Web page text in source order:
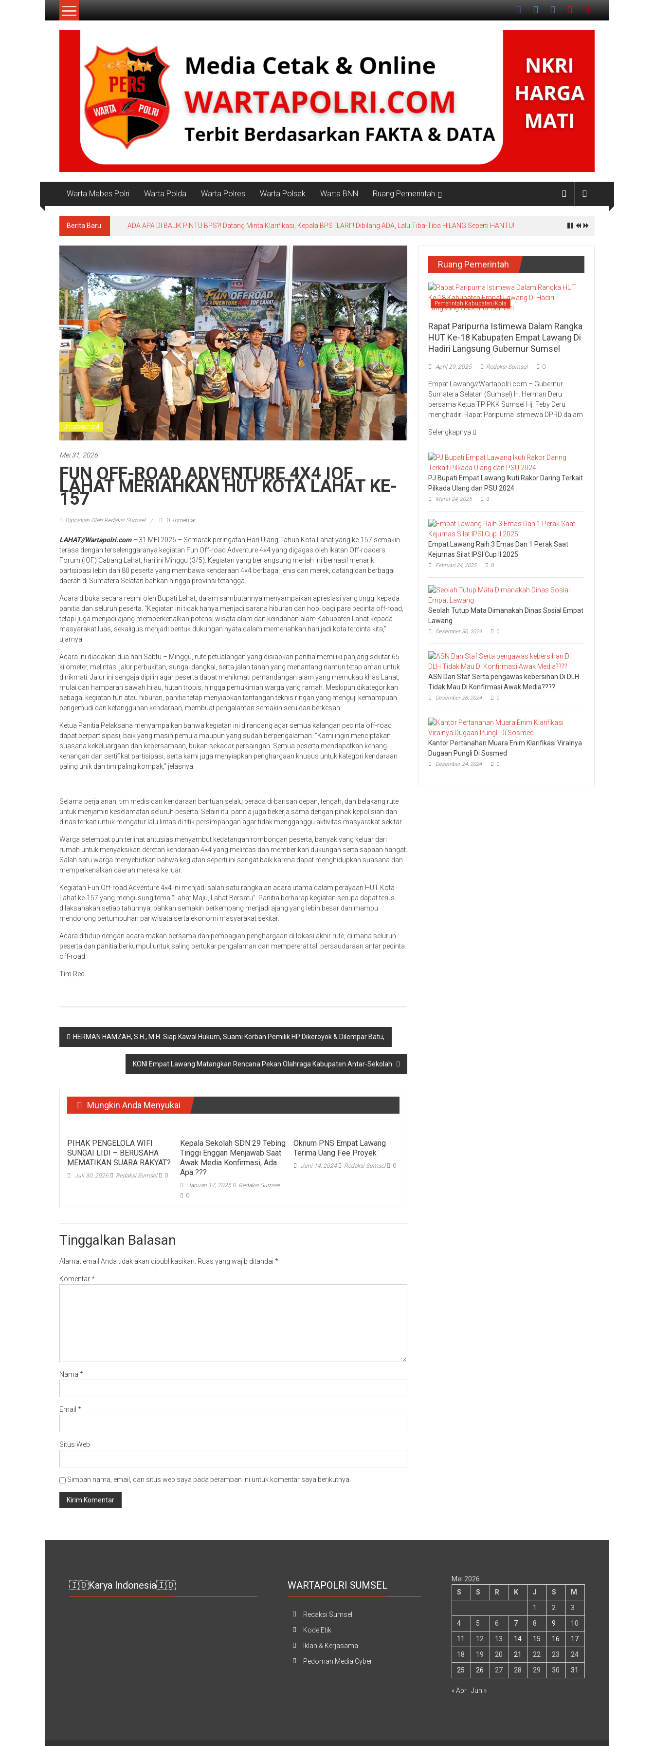
Lompat
Jurnalisme
Warta Mabes Polri Warta Polda Warta Polres Warta Polsek Warta BNN Ruang Pemerintah
Berita Baru: ADA APA DI BALIK PINTU BPS?! Datang Minta Klarifikasi, Kepala BPS “LARI”! Dibilang ADA, Lalu Tiba-Tiba HILANG Seperti HANTU!
Uncategorized
Mei 31, 2026
FUN OFF-ROAD ADVENTURE 4X4 IOF
LAHAT MERIAHKAN HUT KOTA LAHAT KE-
157
Diposkan Oleh:Redaksi Sumsel 0 Komentar
LAHAT//Wartapolri.com – 31 MEI 2026 – Semarak peringatan Hari Ulang Tahun Kota Lahat yang ke-157 semakin
terasa dengan terselenggaranya kegiatan Fun Off-road Adventure 4×4 yang digagas oleh Ikatan Off-roaders
Forum (IOF) Cabang Lahat, hari ini Minggu (3/5). Kegiatan yang berlangsung meriah ini berhasil menarik
partisipasi lebih dari 80 peserta yang membawa kendaraan 4×4 berbagai jenis dan merek, datang dari berbagai
daerah di Sumatera Selatan bahkan hingga provinsi tetangga.
Acara dibuka secara resmi oleh Bupati Lahat, dalam sambutannya menyampaikan apresiasi yang tinggi kepada
panitia dan seluruh peserta. “Kegiatan ini tidak hanya menjadi sarana hiburan dan hobi bagi para pecinta off-road,
tetapi juga menjadi ajang memperkenalkan potensi wisata alam dan keindahan alam Kabupaten Lahat kepada
masyarakat luas, sekaligus menjadi bentuk dukungan nyata dalam memeriahkan hari jadi kota tercinta kita,”
ujarnya.
Acara ini diadakan dua hari Sabtu – Minggu, rute petualangan yang disiapkan panitia memiliki panjang sekitar 65
kilometer, melintasi jalur perbukitan, sungai dangkal, serta jalan tanah yang menantang namun tetap aman untuk
dinikmati. Jalur ini sengaja dipilih agar peserta dapat menikmati pemandangan alam yang memukau khas Lahat,
mulai dari hamparan sawah hijau, hutan tropis, hingga pemukiman warga yang ramah. Meskipun dikategorikan
sebagai kegiatan fun atau hiburan, panitia tetap menyiapkan tantangan teknis ringan yang menguji kemampuan
pengemudi dan ketangguhan kendaraan, membuat pengalaman semakin seru dan berkesan.
Ketua Panitia Pelaksana menyampaikan bahwa kegiatan ini dirancang agar semua kalangan pecinta off-road
dapat berpartisipasi, baik yang masih pemula maupun yang sudah berpengalaman. “Kami ingin menciptakan
suasana kekeluargaan dan kebersamaan, bukan sekadar persaingan. Semua peserta mendapatkan kenang-
kenangan dan sertifikat partisipasi, serta kami juga menyiapkan penghargaan khusus untuk kategori kendaraan
paling unik dan tim paling kompak,” jelasnya.
Selama perjalanan, tim medis dan kendaraan bantuan selalu berada di barisan depan, tengah, dan belakang rute
untuk menjamin keselamatan seluruh peserta. Selain itu, panitia juga bekerja sama dengan pihak kepolisian dan
dinas terkait untuk mengatur lalu lintas di titik persimpangan agar tidak mengganggu aktivitas masyarakat sekitar.
Warga setempat pun terlihat antusias menyambut kedatangan rombongan peserta, banyak yang keluar dari
rumah untuk menyaksikan deretan kendaraan 4×4 yang melintas dan memberikan dukungan serta sapaan hangat.
Salah satu warga menyebutkan bahwa kegiatan seperti ini sangat baik karena dapat menghidupkan suasana dan
memperkenalkan daerah mereka ke luar.
Kegiatan Fun Off-road Adventure 4×4 ini menjadi salah satu rangkaian acara utama dalam perayaan HUT Kota
Lahat ke-157 yang mengusung tema “Lahat Maju, Lahat Bersatu”. Panitia berharap kegiatan serupa dapat terus
dilaksanakan setiap tahunnya, bahkan semakin berkembang menjadi ajang yang lebih besar dan mampu
mendorong pertumbuhan pariwisata serta ekonomi masyarakat sekitar.
Acara ditutup dengan acara makan bersama dan pembagian penghargaan di lokasi akhir rute, di mana seluruh
peserta dan panitia berkumpul untuk saling bertukar pengalaman dan mempererat tali persaudaraan antar pecinta
off-road.
Tim Red
Navigasi
pos
HERMAN HAMZAH, S.H., M.H. Siap Kawal Hukum, Suami Korban Pemilik HP Dikeroyok & Dilempar Batu,
KONI Empat Lawang Matangkan Rencana Pekan Olahraga Kabupaten Antar-Sekolah ‎
Mungkin Anda Menyukai
PIHAK PENGELOLA WIFI
SUNGAI LIDI – BERUSAHA
MEMATIKAN SUARA RAKYAT?
Juli 30, 2026 Redaksi Sumsel 0
Kepala Sekolah SDN 29 Tebing
Tinggi Enggan Menjawab Saat
Awak Media Konfirmasi, Ada
Apa ???
Januari 17, 2025
Redaksi Sumsel
0
Oknum PNS Empat Lawang
Terima Uang Fee Proyek
Juni 14, 2024 Redaksi Sumsel 0
Tinggalkan Balasan
Alamat email Anda tidak akan dipublikasikan. Ruas yang wajib ditandai *
Komentar*
Nama *
Email *
Situs Web
Simpan nama, email, dan situs web saya pada peramban ini untuk komentar saya berikutnya.
Ruang Pemerintah
Pemerintah Kabupaten/Kota
Rapat Paripurna Istimewa Dalam Rangka
HUT Ke-18 Kabupaten Empat Lawang Di
Hadiri Langsung Gubernur Sumsel
April 29, 2025 Redaksi Sumsel 0
Empat Lawang//Wartapolri.com – Gubernur
Sumatera Selatan (Sumsel) H. Herman Deru
bersama Ketua TP PKK Sumsel Hj. Feby Deru
menghadiri Rapat Paripurna Istimewa DPRD dalam
Selengkapnya
PJ Bupati Empat Lawang Ikuti Rakor Daring Terkait
Pilkada Ulang dan PSU 2024
Maret 24, 2025 0
Empat Lawang Raih 3 Emas Dan 1 Perak Saat
Kejurnas Silat IPSI Cup II 2025
Februari 24, 2025 0
Seolah Tutup Mata Dimanakah Dinas Sosial Empat
Lawang
Desember 30, 2024 0
ASN Dan Staf Serta pengawas kebersihan Di DLH
Tidak Mau Di Konfirmasi Awak Media????
Desember 28, 2024 0
Kantor Pertanahan Muara Enim Klarifikasi Viralnya
Dugaan Pungli Di Sosmed
Desember 24, 2024 0
🇮🇩Karya Indonesia🇮🇩 WARTAPOLRI SUMSEL
Redaksi Sumsel
Kode Etik
Iklan & Kerjasama
Pedoman Media Cyber
Mei 2026
S
S R K J S
M
1
2
3
4
5 6 7 8 9
10
11
12 13 14 15 16
17
18
19 20 21 22 23
24
25
26 27 28 29 30 31
« Apr Jun »